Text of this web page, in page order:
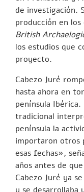
de investigación.
producción en
British
los estudios que
proyecto.
Cabezo Juré
hasta ahora en
península
tradicional
península la
importaron otros
esas fechas»,
años antes de
Cabezo Juré ya
y se desarrollaba